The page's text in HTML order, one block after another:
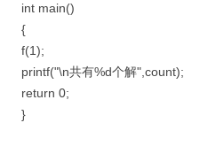
int main()
{
f(1);
printf("\n共有%d个解",count);
return 0;
}